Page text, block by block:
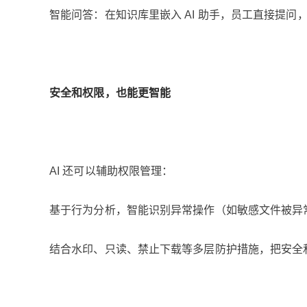
智能问答：在知识库里嵌入 AI 助手，员工直接提问
安全和权限，也能更智能
AI 还可以辅助权限管理：
基于行为分析，智能识别异常操作（如敏感文件被
结合水印、只读、禁止下载等多层防护措施，把安